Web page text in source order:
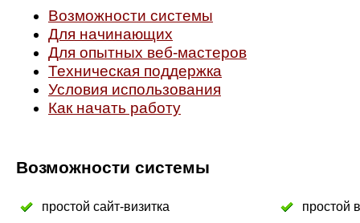
Возможности системы
Для начинающих
Для опытных веб-мастеров
Техническая поддержка
Условия использования
Как начать работу
Возможности системы
простой сайт-визитка простой